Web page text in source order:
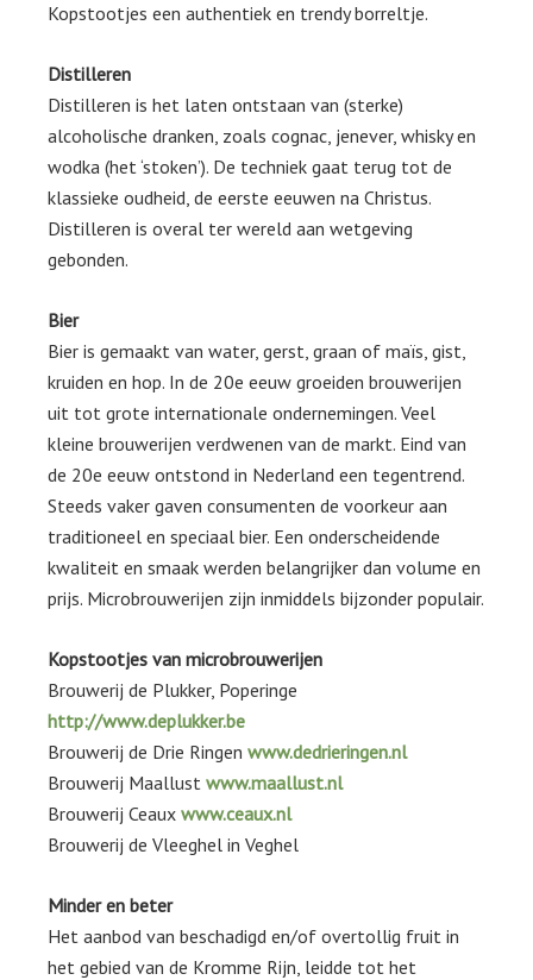
Kopstootjes een authentiek en trendy borreltje.
Distilleren
Distilleren is het laten ontstaan van (sterke)
alcoholische dranken, zoals cognac, jenever, whisky en
wodka (het ‘stoken’). De techniek gaat terug tot de
klassieke oudheid, de eerste eeuwen na Christus.
Distilleren is overal ter wereld aan wetgeving
gebonden.
Bier
Bier is gemaakt van water, gerst, graan of maïs, gist,
kruiden en hop. In de 20e eeuw groeiden brouwerijen
uit tot grote internationale ondernemingen. Veel
kleine brouwerijen verdwenen van de markt. Eind van
de 20e eeuw ontstond in Nederland een tegentrend.
Steeds vaker gaven consumenten de voorkeur aan
traditioneel en speciaal bier. Een onderscheidende
kwaliteit en smaak werden belangrijker dan volume en
prijs. Microbrouwerijen zijn inmiddels bijzonder populair.
Kopstootjes van microbrouwerijen
Brouwerij de Plukker, Poperinge
http://www.deplukker.be
Brouwerij de Drie Ringen www.dedrieringen.nl
Brouwerij Maallust www.maallust.nl
Brouwerij Ceaux www.ceaux.nl
Brouwerij de Vleeghel in Veghel
Minder en beter
Het aanbod van beschadigd en/of overtollig fruit in
het gebied van de Kromme Rijn, leidde tot het